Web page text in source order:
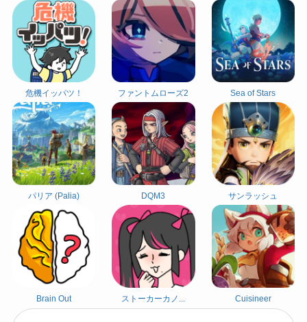
危機イッパツ！ ファントムローズ2 Sea of Stars
パリア (Palia) DQM3 サンラッシュ
Brain Out ストーカーカノ... Cuisineer